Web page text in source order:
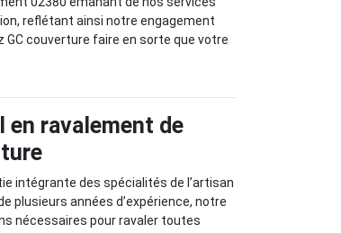
reflétant ainsi notre engagement
couverture faire en sorte que votre
ravalement de
intégrante des spécialités de l’artisan
plusieurs années d’expérience, notre
nécessaires pour ravaler toutes